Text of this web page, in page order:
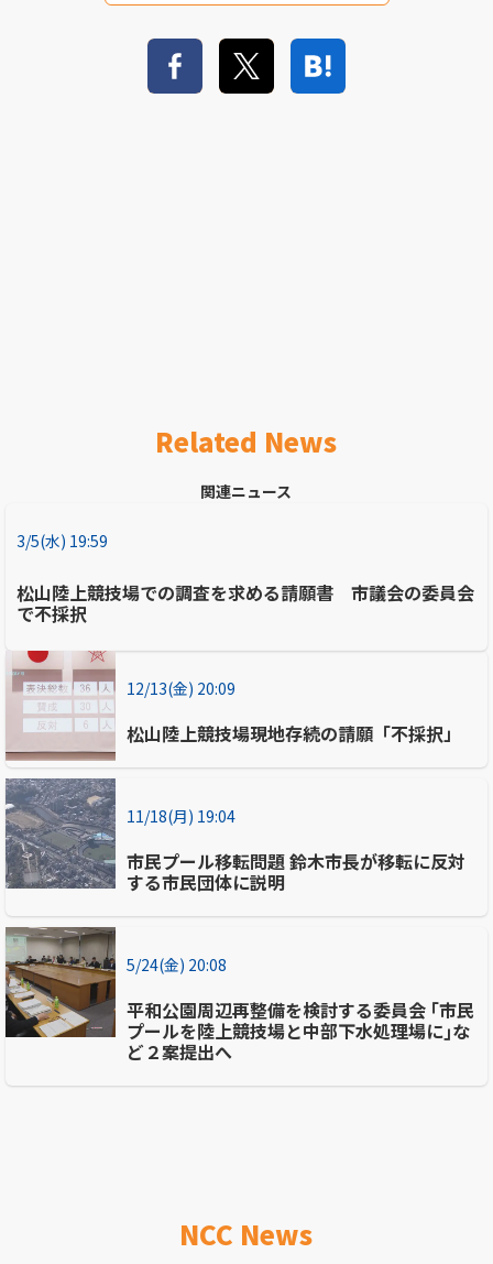
Related News
関連ニュース
3/5(水) 19:59
松山陸上競技場での調査を求める請願書 市議会の委員会
で不採択
12/13(金) 20:09
松山陸上競技場現地存続の請願「不採択」
11/18(月) 19:04
市民プール移転問題 鈴木市長が移転に反対
する市民団体に説明
5/24(金) 20:08
平和公園周辺再整備を検討する委員会 ｢市民
プールを陸上競技場と中部下水処理場に｣な
ど２案提出へ
NCC News